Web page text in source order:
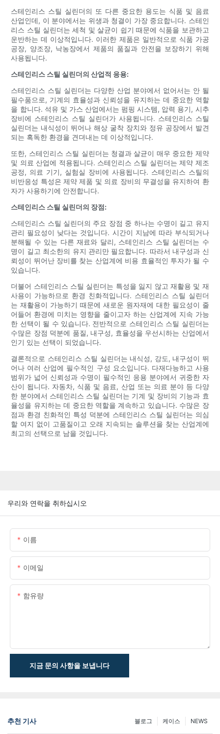
스테인리스 스틸 실린더의 또 다른 중요한 용도는 식품 및 음료
산업인데, 이 분야에서는 위생과 청결이 가장 중요합니다. 스테인
리스 스틸 실린더는 세척 및 살균이 쉽기 때문에 식품을 보관하고
운반하는 데 이상적입니다. 이러한 제품은 일반적으로 식품 가공
공장, 양조장, 낙농장에서 제품의 품질과 안전을 보장하기 위해
사용됩니다.
스테인리스 스틸 실린더의 산업적 응용:
스테인리스 스틸 실린더는 다양한 산업 분야에서 없어서는 안 될
필수품으로, 기계의 효율성과 신뢰성을 유지하는 데 중요한 역할
을 합니다. 석유 및 가스 산업에서는 펌핑 시스템, 압력 용기, 시추
장비에 ​​스테인리스 스틸 실린더가 사용됩니다. 스테인리스 스틸
실린더는 내식성이 뛰어나 해상 굴착 장치와 정유 공장에서 발견
되는 혹독한 환경을 견뎌내는 데 이상적입니다.
또한, 스테인리스 스틸 실린더는 청결과 살균이 매우 중요한 제약
및 의료 산업에 적용됩니다. 스테인리스 스틸 실린더는 제약 제조
공정, 의료 기기, 실험실 장비에 사용됩니다. 스테인리스 스틸의
비반응성 특성은 제약 제품 및 의료 장비의 무결성을 유지하여 환
자가 사용하기에 안전합니다.
스테인리스 스틸 실린더의 장점:
스테인리스 스틸 실린더의 주요 장점 중 하나는 수명이 길고 유지
관리 필요성이 낮다는 것입니다. 시간이 지남에 따라 부식되거나
분해될 수 있는 다른 재료와 달리, 스테인리스 스틸 실린더는 수
명이 길고 최소한의 유지 관리만 필요합니다. 따라서 내구성과 신
뢰성이 뛰어난 장비를 찾는 산업계에 비용 효율적인 투자가 될 수
있습니다.
더불어 스테인리스 스틸 실린더는 특성을 잃지 않고 재활용 및 재
사용이 가능하므로 환경 친화적입니다. 스테인리스 스틸 실린더
는 재활용이 가능하기 때문에 새로운 원자재에 대한 필요성이 줄
어들어 환경에 미치는 영향을 줄이고자 하는 산업계에 지속 가능
한 선택이 될 수 있습니다. 전반적으로 스테인리스 스틸 실린더는
수많은 장점 덕분에 품질, 내구성, 효율성을 우선시하는 산업에서
인기 있는 선택이 되었습니다.
결론적으로 스테인리스 스틸 실린더는 내식성, 강도, 내구성이 뛰
어나 여러 산업에 필수적인 구성 요소입니다. 다재다능하고 사용
범위가 넓어 신뢰성과 수명이 필수적인 응용 분야에서 귀중한 자
산이 됩니다. 자동차, 식품 및 음료, 산업 또는 의료 분야 등 다양
한 분야에서 스테인리스 스틸 실린더는 기계 및 장비의 기능과 효
율성을 유지하는 데 중요한 역할을 계속하고 있습니다. 수많은 장
점과 환경 친화적인 특성 덕분에 스테인리스 스틸 실린더는 의심
할 여지 없이 고품질이고 오래 지속되는 솔루션을 찾는 산업계에
최고의 선택으로 남을 것입니다.
우리와 연락을 취하십시오
이름
이메일
함유량
지금 문의 사항을 보냅니다
추천 기사 NEWS
케이스
블로그